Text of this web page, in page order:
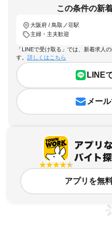
この条件の新
大阪府 / 鳥取ノ荘駅
主婦・主夫歓迎
「LINEで受け取る」では、新着求人
す。 詳しくはこちら
LINE
メー
アプリを無